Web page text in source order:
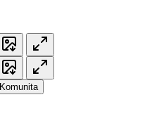
Komunita